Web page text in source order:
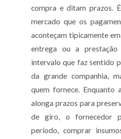
compra e ditam prazos.
mercado que os
aconteçam tipicamente
entrega ou a
intervalo que faz sentido
da grande companhia,
quem fornece. Enquanto
alonga prazos para
de giro, o fornecedor
período, comprar